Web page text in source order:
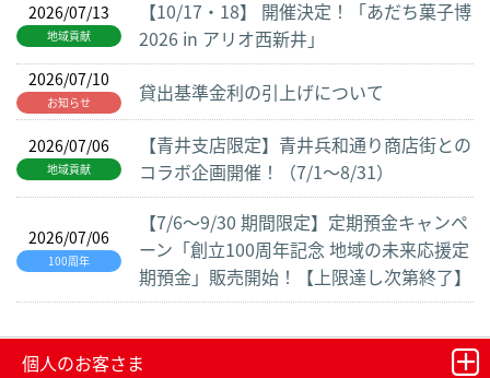
2026/07/13
地域貢献
【10/17・18】 開催決定！「あだち菓子博
2026 in アリオ西新井」
2026/07/10
お知らせ 貸出基準金利の引上げについて
2026/07/06
地域貢献
【青井支店限定】青井兵和通り商店街との
コラボ企画開催！（7/1～8/31）
2026/07/06
100周年
【7/6～9/30 期間限定】定期預金キャンペ
ーン「創立100周年記念 地域の未来応援定
期預金」販売開始！【上限達し次第終了】
個人のお客さま